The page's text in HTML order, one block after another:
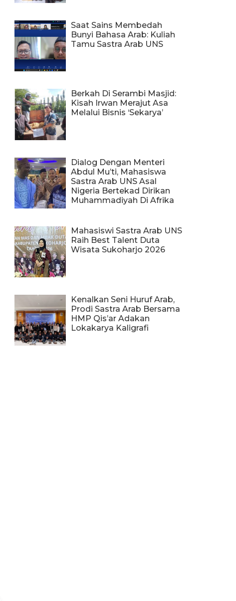
Saat Sains Membedah
Bunyi Bahasa Arab: Kuliah
Tamu Sastra Arab UNS
Berkah Di Serambi Masjid:
Kisah Irwan Merajut Asa
Melalui Bisnis ‘Sekarya’
Dialog Dengan Menteri
Abdul Mu’ti, Mahasiswa
Sastra Arab UNS Asal
Nigeria Bertekad Dirikan
Muhammadiyah Di Afrika
Mahasiswi Sastra Arab UNS
Raih Best Talent Duta
Wisata Sukoharjo 2026
Kenalkan Seni Huruf Arab,
Prodi Sastra Arab Bersama
HMP Qis’ar Adakan
Lokakarya Kaligrafi